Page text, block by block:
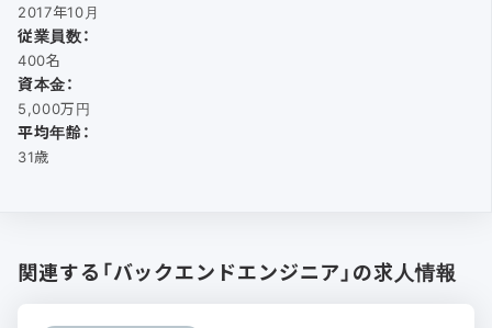
2017年10月
従業員数：
400名
資本金：
5,000万円
平均年齢：
31歳
関連する「バックエンドエンジニア」の求人情報